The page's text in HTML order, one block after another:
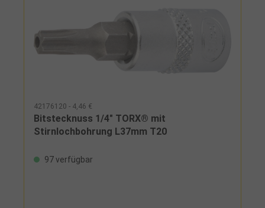
42176120 - 4,46 €
Bitstecknuss 1/4" TORX® mit
Stirnlochbohrung L37mm T20
97 verfügbar